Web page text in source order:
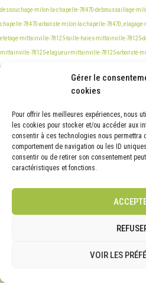
Gérer le
cookies
Pour offrir les meilleures expériences, nous
les cookies pour stocker et/ou accéder aux
consentir à ces technologies nous
comportement de navigation ou les ID
consentir ou de retirer son consentement
caractéristiques et fonctions.
VOIR LES